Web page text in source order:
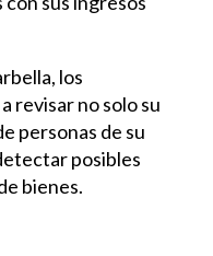
los
revisar no solo su
personas de su
posibles
bienes.